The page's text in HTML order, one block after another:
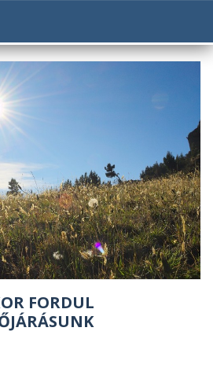
FORDUL